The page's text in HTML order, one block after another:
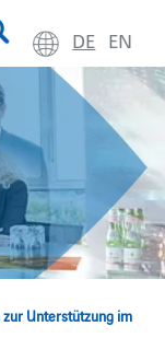
DE EN
Unterstützung im